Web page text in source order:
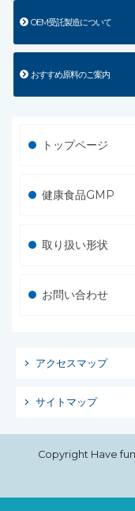
OEM受託製造について
おすすめ原料のご案内
トップページ
健康食品GMP
取り扱い形状
お問い合わせ
アクセスマップ
サイトマップ
Copyright Have